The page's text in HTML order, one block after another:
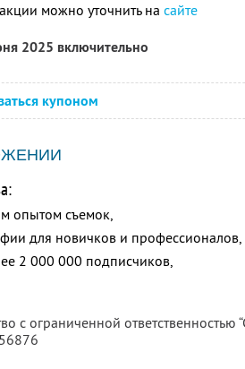
можно уточнить на сайте
2025 включительно
купоном
опытом съемок,
для новичков и профессионалов,
2 000 000 подписчиков,
с ограниченной ответственностью